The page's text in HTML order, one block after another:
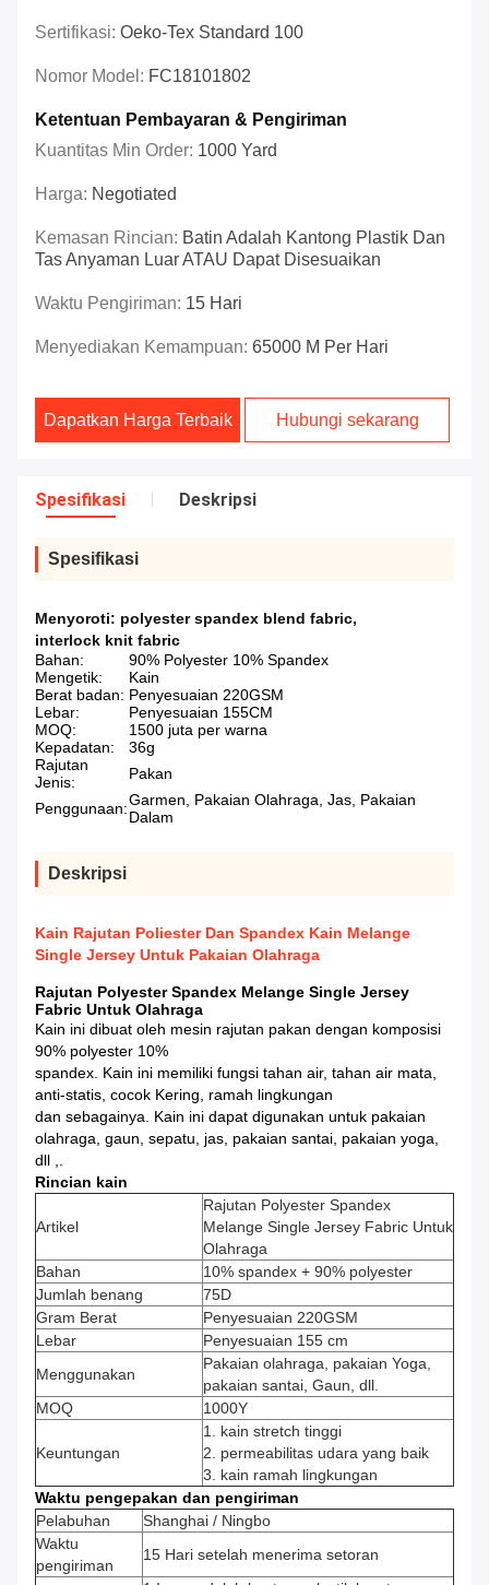
Sertifikasi: Oeko-Tex Standard 100
Nomor Model: FC18101802
Ketentuan Pembayaran & Pengiriman
Kuantitas Min Order: 1000 Yard
Harga: Negotiated
Kemasan Rincian: Batin Adalah Kantong Plastik Dan
Tas Anyaman Luar ATAU Dapat Disesuaikan
Waktu Pengiriman: 15 Hari
Menyediakan Kemampuan: 65000 M Per Hari
Dapatkan Harga Terbaik Hubungi sekarang
Spesifikasi Deskripsi
Spesifikasi
Menyoroti: polyester spandex blend fabric,
interlock knit fabric
Bahan:
90% Polyester 10% Spandex
Mengetik:
Kain
Berat badan: Penyesuaian 220GSM
Lebar:
Penyesuaian 155CM
MOQ:
1500 juta per warna
Kepadatan:
36g
Rajutan
Jenis:
Pakan
Penggunaan:Garmen, Pakaian Olahraga, Jas, Pakaian
Dalam
Deskripsi
Kain Rajutan Poliester Dan Spandex Kain Melange
Single Jersey Untuk Pakaian Olahraga
Rajutan Polyester Spandex Melange Single Jersey
Fabric Untuk Olahraga
Kain ini dibuat oleh mesin rajutan pakan dengan komposisi
90% polyester 10%
spandex. Kain ini memiliki fungsi tahan air, tahan air mata,
anti-statis, cocok Kering, ramah lingkungan
dan sebagainya. Kain ini dapat digunakan untuk pakaian
olahraga, gaun, sepatu, jas, pakaian santai, pakaian yoga,
dll ,.
Rincian kain
Artikel
Rajutan Polyester Spandex
Melange Single Jersey Fabric Untuk
Olahraga
Bahan
10% spandex + 90% polyester
Jumlah benang
75D
Gram Berat
Penyesuaian 220GSM
Lebar
Penyesuaian 155 cm
Menggunakan
Pakaian olahraga, pakaian Yoga,
pakaian santai, Gaun, dll.
MOQ
1000Y
Keuntungan
1. kain stretch tinggi
2. permeabilitas udara yang baik
3. kain ramah lingkungan
Waktu pengepakan dan pengiriman
Pelabuhan
Shanghai / Ningbo
Waktu
pengiriman
15 Hari setelah menerima setoran